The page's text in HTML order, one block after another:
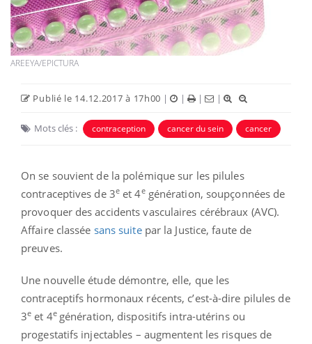
AREEYA/EPICTURA
Publié le 14.12.2017 à 17h00 | | | |
Mots clés : contraception cancer du sein cancer
On se souvient de la polémique sur les pilules
contraceptives de 3e et 4egénération, soupçonnées de
provoquer des accidents vasculaires cérébraux (AVC).
Affaire classée sans suitepar la Justice, faute de
preuves.
Une nouvelle étude démontre, elle, que les
contraceptifs hormonaux récents, c’est-à-dire pilules de
3e et 4e génération, dispositifs intra-utérins ou
progestatifs injectables – augmentent les risques de